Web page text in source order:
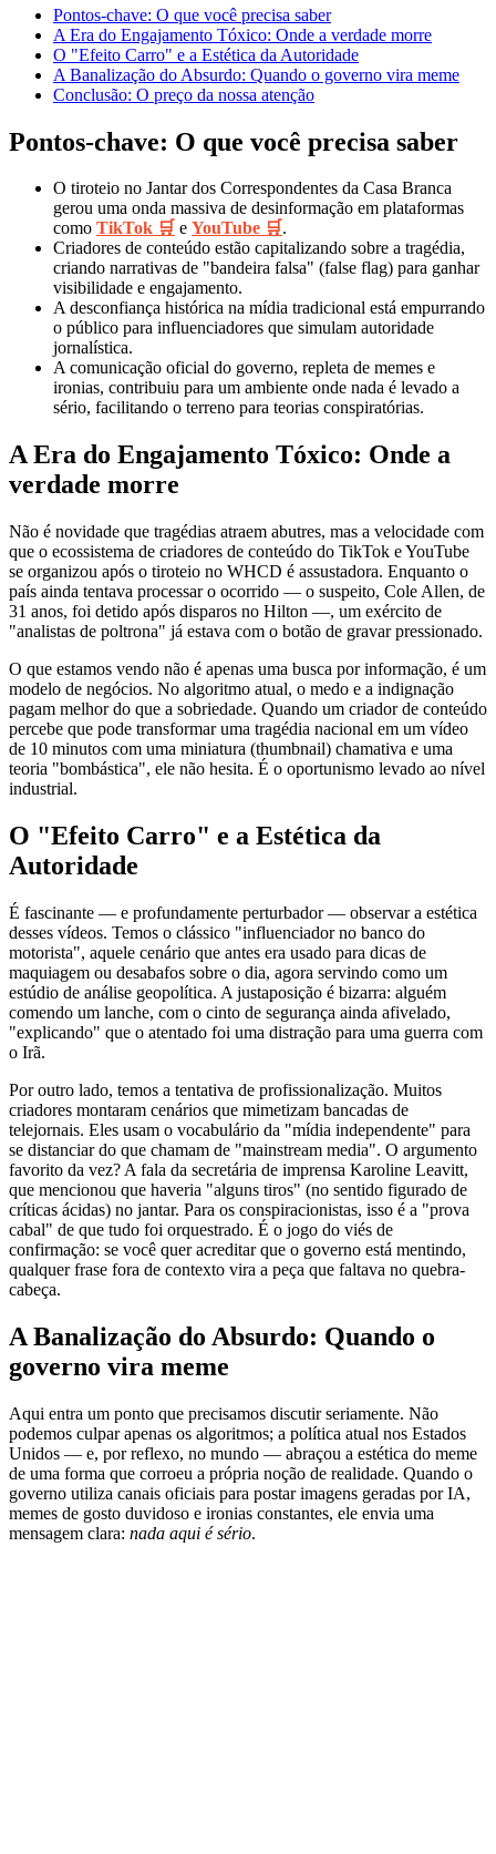
Pontos-chave: O que você precisa saber
A Era do Engajamento Tóxico: Onde a verdade morre
O "Efeito Carro" e a Estética da Autoridade
A Banalização do Absurdo: Quando o governo vira meme
Conclusão: O preço da nossa atenção
Pontos-chave: O que você precisa saber
O tiroteio no Jantar dos Correspondentes da Casa Branca
gerou uma onda massiva de desinformação em plataformas
como TikTok 🛒 e YouTube 🛒.
Criadores de conteúdo estão capitalizando sobre a tragédia,
criando narrativas de "bandeira falsa" (false flag) para ganhar
visibilidade e engajamento.
A desconfiança histórica na mídia tradicional está empurrando
o público para influenciadores que simulam autoridade
jornalística.
A comunicação oficial do governo, repleta de memes e
ironias, contribuiu para um ambiente onde nada é levado a
sério, facilitando o terreno para teorias conspiratórias.
A Era do Engajamento Tóxico: Onde a
verdade morre
Não é novidade que tragédias atraem abutres, mas a velocidade com
que o ecossistema de criadores de conteúdo do TikTok e YouTube
se organizou após o tiroteio no WHCD é assustadora. Enquanto o
país ainda tentava processar o ocorrido — o suspeito, Cole Allen, de
31 anos, foi detido após disparos no Hilton —, um exército de
"analistas de poltrona" já estava com o botão de gravar pressionado.
O que estamos vendo não é apenas uma busca por informação, é um
modelo de negócios. No algoritmo atual, o medo e a indignação
pagam melhor do que a sobriedade. Quando um criador de conteúdo
percebe que pode transformar uma tragédia nacional em um vídeo
de 10 minutos com uma miniatura (thumbnail) chamativa e uma
teoria "bombástica", ele não hesita. É o oportunismo levado ao nível
industrial.
O "Efeito Carro" e a Estética da
Autoridade
É fascinante — e profundamente perturbador — observar a estética
desses vídeos. Temos o clássico "influenciador no banco do
motorista", aquele cenário que antes era usado para dicas de
maquiagem ou desabafos sobre o dia, agora servindo como um
estúdio de análise geopolítica. A justaposição é bizarra: alguém
comendo um lanche, com o cinto de segurança ainda afivelado,
"explicando" que o atentado foi uma distração para uma guerra com
o Irã.
Por outro lado, temos a tentativa de profissionalização. Muitos
criadores montaram cenários que mimetizam bancadas de
telejornais. Eles usam o vocabulário da "mídia independente" para
se distanciar do que chamam de "mainstream media". O argumento
favorito da vez? A fala da secretária de imprensa Karoline Leavitt,
que mencionou que haveria "alguns tiros" (no sentido figurado de
críticas ácidas) no jantar. Para os conspiracionistas, isso é a "prova
cabal" de que tudo foi orquestrado. É o jogo do viés de
confirmação: se você quer acreditar que o governo está mentindo,
qualquer frase fora de contexto vira a peça que faltava no quebra-
cabeça.
A Banalização do Absurdo: Quando o
governo vira meme
Aqui entra um ponto que precisamos discutir seriamente. Não
podemos culpar apenas os algoritmos; a política atual nos Estados
Unidos — e, por reflexo, no mundo — abraçou a estética do meme
de uma forma que corroeu a própria noção de realidade. Quando o
governo utiliza canais oficiais para postar imagens geradas por IA,
memes de gosto duvidoso e ironias constantes, ele envia uma
mensagem clara: nada aqui é sério.